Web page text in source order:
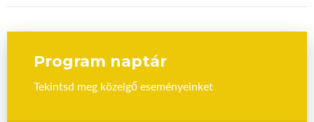
Program naptár
Tekintsd meg közelgő eseményeinket